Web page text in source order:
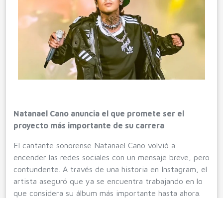
Natanael Cano anuncia el que promete ser el
proyecto más importante de su carrera
El cantante sonorense Natanael Cano volvió a
encender las redes sociales con un mensaje breve, pero
contundente. A través de una historia en Instagram, el
artista aseguró que ya se encuentra trabajando en lo
que considera su álbum más importante hasta ahora.